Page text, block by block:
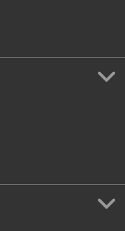
desde